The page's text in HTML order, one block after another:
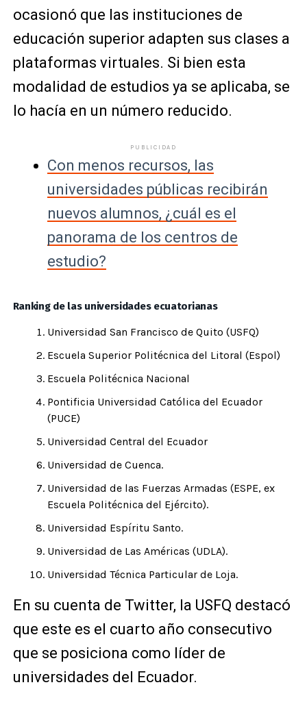
ocasionó que las instituciones de
educación superior adapten sus clases a
plataformas virtuales. Si bien esta
modalidad de estudios ya se aplicaba, se
lo hacía en un número reducido.
PUBLICIDAD
Con menos recursos, las
universidades públicas recibirán
nuevos alumnos, ¿cuál es el
panorama de los centros de
estudio?
Ranking de las universidades ecuatorianas
Universidad San Francisco de Quito (USFQ)
Escuela Superior Politécnica del Litoral (Espol)
Escuela Politécnica Nacional
Pontificia Universidad Católica del Ecuador
(PUCE)
Universidad Central del Ecuador
Universidad de Cuenca.
Universidad de las Fuerzas Armadas (ESPE, ex
Escuela Politécnica del Ejército).
Universidad Espíritu Santo.
Universidad de Las Américas (UDLA).
Universidad Técnica Particular de Loja.
En su cuenta de Twitter, la USFQ destacó
que este es el cuarto año consecutivo
que se posiciona como líder de
universidades del Ecuador.